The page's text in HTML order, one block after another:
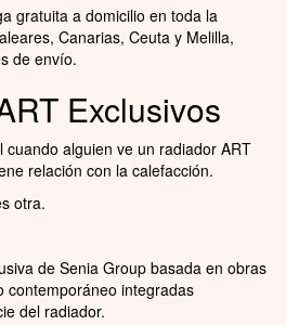
gratuita a domicilio en toda la
Canarias, Ceuta y Melilla,
de envío.
Exclusivos
cuando alguien ve un radiador ART
relación con la calefacción.
otra.
de Senia Group basada en obras
contemporáneo integradas
del radiador.